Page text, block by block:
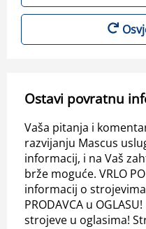
Ostavi povratnu
Vaša pitanja i
razvijanju Mascus
informacij, i na Vaš
brže moguće. VRLO
informacij o strojevima
PRODAVCA u
strojeve u oglasima!